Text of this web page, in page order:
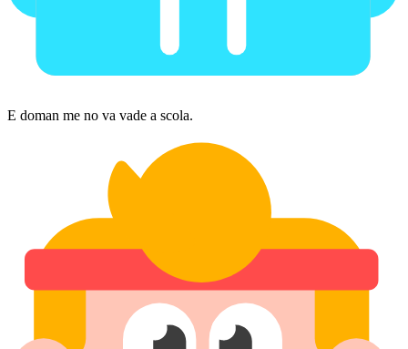
E doman me no va vade a scola.